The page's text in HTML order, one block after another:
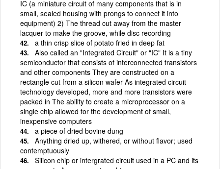
IC (a miniature circuit of many components that is in
small, sealed housing with prongs to connect it into
equipment) 2) The thread cut away from the master
lacquer to make the groove, while disc recording
a thin crisp slice of potato fried in deep fat
Also called an "Integrated Circuit" or "IC" It is a tiny
semiconductor that consists of interconnected transistors
and other components They are constructed on a
rectangle cut from a silicon wafer As integrated circuit
technology developed, more and more transistors were
packed in The ability to create a microprocessor on a
single chip allowed for the development of small,
inexpensive computers
a piece of dried bovine dung
Anything dried up, withered, or without flavor; used
contemptuously
Silicon chip or intergrated circuit used in a PC and its